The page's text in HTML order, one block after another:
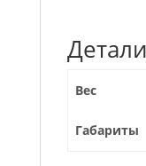
Детали
Вес
Габариты